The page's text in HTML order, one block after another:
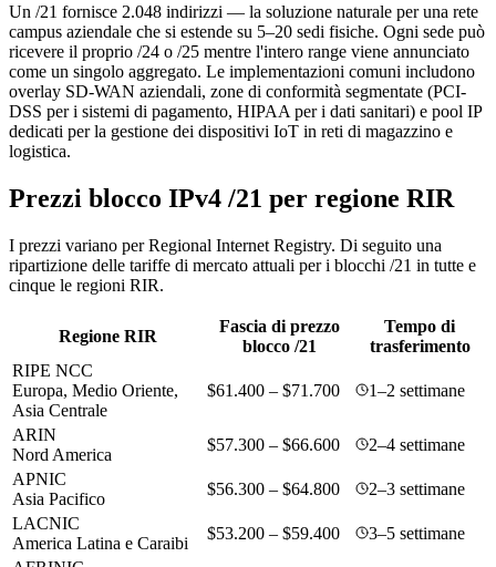
Un /21 fornisce 2.048 indirizzi — la soluzione naturale per una rete
campus aziendale che si estende su 5–20 sedi fisiche. Ogni sede può
ricevere il proprio /24 o /25 mentre l'intero range viene annunciato
come un singolo aggregato. Le implementazioni comuni includono
overlay SD-WAN aziendali, zone di conformità segmentate (PCI-
DSS per i sistemi di pagamento, HIPAA per i dati sanitari) e pool IP
dedicati per la gestione dei dispositivi IoT in reti di magazzino e
logistica.
Prezzi blocco IPv4 /21 per regione RIR
I prezzi variano per Regional Internet Registry. Di seguito una
ripartizione delle tariffe di mercato attuali per i blocchi /21 in tutte e
cinque le regioni RIR.
Regione RIR
Fascia di prezzo
blocco /21
Tempo di
trasferimento
RIPE NCC
Europa, Medio Oriente,
Asia Centrale
$61.400 – $71.700 1–2 settimane
ARIN
Nord America
$57.300 – $66.600
2–4 settimane
APNIC
Asia Pacifico
$56.300 – $64.800
2–3 settimane
LACNIC
America Latina e Caraibi
$53.200 – $59.400
3–5 settimane